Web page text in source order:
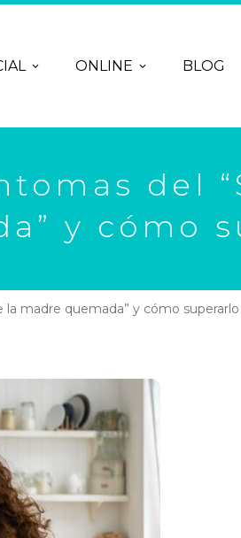
ONLINE BLOG
del
y cómo
madre quemada” y cómo superarlo